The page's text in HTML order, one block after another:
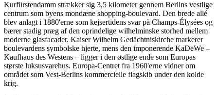
Kurfürstendamm strækker sig 3,5 kilometer gennem Berlins vestlige
centrum som byens mondæne shopping-boulevard. Den brede allé
blev anlagt i 1880'erne som kejsertidens svar på Champs-Élysées og
bærer stadig præg af den oprindelige wilhelminske storhed mellem
moderne glasfacader. Kaiser Wilhelm Gedächtniskirche markerer
boulevardens symbolske hjerte, mens den imponerende KaDeWe –
Kaufhaus des Westens – ligger i den østlige ende som Europas
største luksusvarehus. Europa-Centret fra 1960'erne vidner om
området som Vest-Berlins kommercielle flagskib under den kolde
krig.